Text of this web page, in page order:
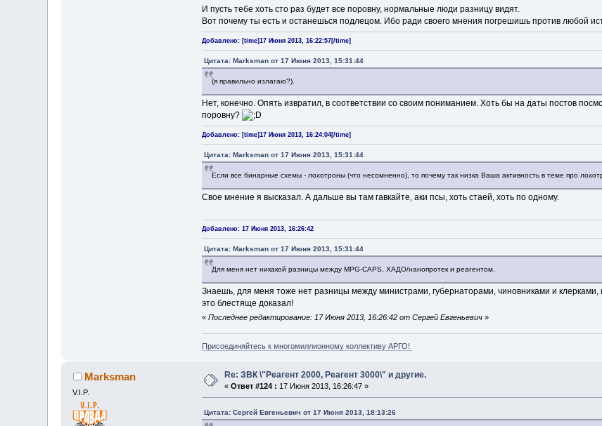
И пусть тебе хоть сто раз будет все поровну, нормальные люди разницу видят.
Вот почему ты есть и останешься подлецом. Ибо ради своего мнения погрешишь против любой
Добавлено: [time]17 Июня 2013, 16:22:57[/time]
Цитата: Marksman от 17 Июня 2013, 15:31:44
(я правильно излагаю?).
Нет, конечно. Опять извратил, в соответствии со своим пониманием. Хоть бы на даты постов
поровну?
Добавлено: [time]17 Июня 2013, 16:24:04[/time]
Цитата: Marksman от 17 Июня 2013, 15:31:44
Если все бинарные схемы - лохотроны (что несомненно), то почему так низка Ваша активность в теме про
Свое мнение я высказал. А дальше вы там гавкайте, аки псы, хоть стаей, хоть по одному.
Добавлено: 17 Июня 2013, 16:26:42
Цитата: Marksman от 17 Июня 2013, 15:31:44
Для меня нет никакой разницы между MPG-CAPS, ХАДО/нанопротек и реагентом.
Знаешь, для меня тоже нет разницы между министрами, губернаторами, чиновниками и
это блестяще доказал!
« Последнее редактирование: 17 Июня 2013, 16:26:42 от Сергей Евгеньевич»
Присоединяйтесь к многомиллионному коллективу АРГО!
Marksman
V.I.P.
Re: ЗВК \"Реагент 2000, Реагент 3000\" и другие.
«Ответ #124 : 17 Июня 2013, 16:26:47 »
Цитата: Сергей Евгеньевич от 17 Июня 2013, 18:13:26